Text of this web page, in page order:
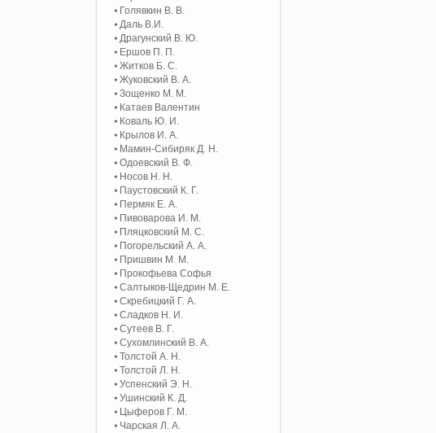
Голявкин В. В.
Даль В.И.
Драгунский В. Ю.
Ершов П. П.
Житков Б. С.
Жуковский В. А.
Зощенко М. М.
Катаев Валентин
Коваль Ю. И.
Крылов И. А.
Мамин-Сибиряк Д. Н.
Одоевский В. Ф.
Носов Н. Н.
Паустовский К. Г.
Пермяк Е. А.
Пивоварова И. М.
Пляцковский М. С.
Погорельский А. A.
Пришвин М. М.
Прокофьева Софья
Салтыков-Щедрин М. Е.
Скребицкий Г. А.
Сладков Н. И.
Сутеев В. Г.
Сухомлинский В. А.
Толстой А. Н.
Толстой Л. Н.
Успенский Э. Н.
Ушинский К. Д.
Цыферов Г. М.
Чарская Л. А.